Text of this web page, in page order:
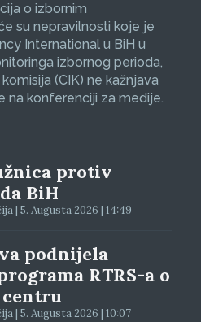
o izbornim
su nepravilnosti koje je
International u BiH u
izbornog perioda,
(CIK) ne kažnjava
na konferenciji za medije.
protiv
BiH
| 5. Augusta 2026 | 14:49
podnijela
RTRS-a o
| 5. Augusta 2026 | 10:07